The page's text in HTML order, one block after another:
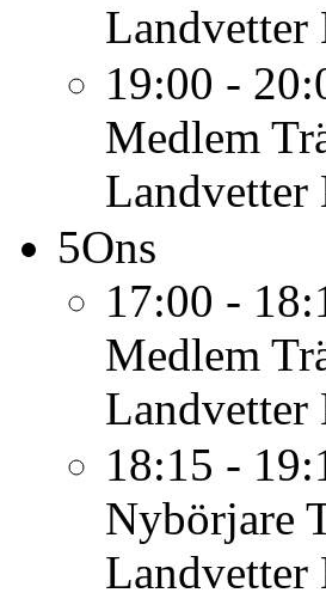
Landvetter
19:00 -
Medlem
Landvetter
5Ons
17:00 -
Medlem
Landvetter
18:15 -
Nybörjare
Landvetter